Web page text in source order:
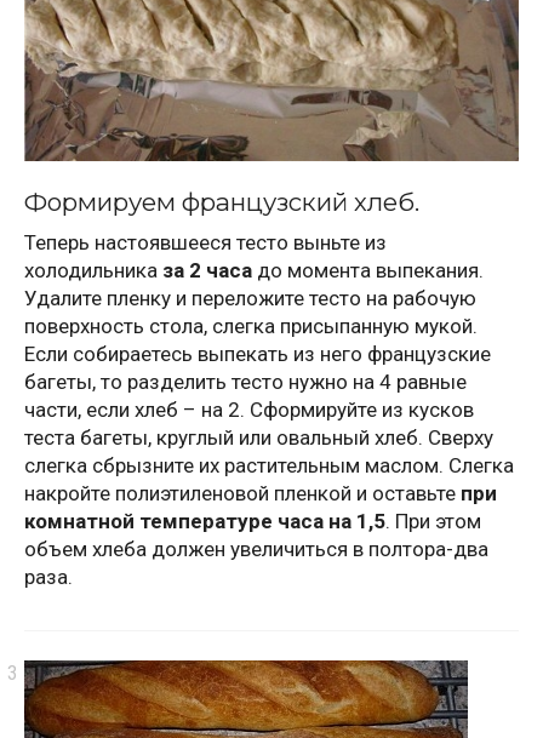
Формируем французский хлеб.
Теперь настоявшееся тесто выньте из
холодильника за 2 часа до момента выпекания.
Удалите пленку и переложите тесто на рабочую
поверхность стола, слегка присыпанную мукой.
Если собираетесь выпекать из него французские
багеты, то разделить тесто нужно на 4 равные
части, если хлеб – на 2. Сформируйте из кусков
теста багеты, круглый или овальный хлеб. Сверху
слегка сбрызните их растительным маслом. Слегка
накройте полиэтиленовой пленкой и оставьте при
комнатной температуре часа на 1,5. При этом
объем хлеба должен увеличиться в полтора-два
раза.